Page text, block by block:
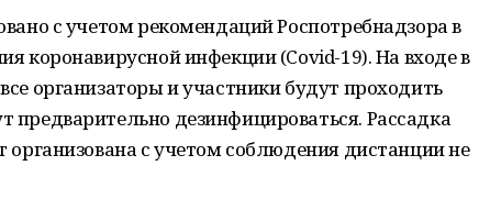
с учетом рекомендаций Роспотребнадзора в
коронавирусной инфекции (Covid-19). На входе в
организаторы и участники будут проходить
дезинфицироваться. Рассадка
организована с учетом соблюдения дистанции не